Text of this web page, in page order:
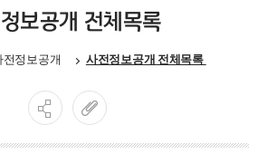
보공개 전체목록
전정보공개 사전정보공개 전체목록